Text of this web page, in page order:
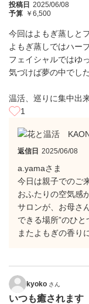
投稿日 2025/06/08
予算 ￥6,500
今回はよもぎ蒸しと
よもぎ蒸しではハー
フェイシャルではゆ
気づけば夢の中でし
温活、巡りに集中出
1
返信日 2025/06/08
a.yamaさま
今日は親子でのご
おふたりの空気感
サロンが、お母さ
できる場所”のひと
またよもぎの香り
kyoko さん
いつも癒されます